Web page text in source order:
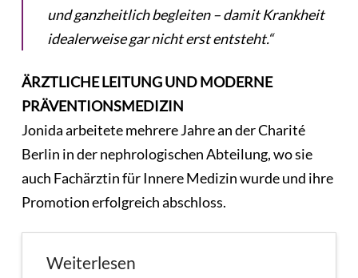
und ganzheitlich begleiten – damit Krankheit
idealerweise gar nicht erst entsteht.“
ÄRZTLICHE LEITUNG UND MODERNE
PRÄVENTIONSMEDIZIN
Jonida arbeitete mehrere Jahre an der Charité
Berlin in der nephrologischen Abteilung, wo sie
auch Fachärztin für Innere Medizin wurde und ihre
Promotion erfolgreich abschloss.
Weiterlesen